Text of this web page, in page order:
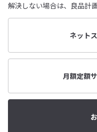
解決しない場合は、良品計
ネット
月額定額